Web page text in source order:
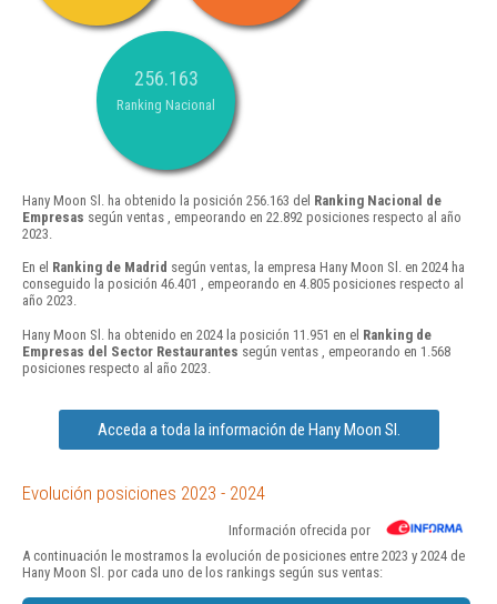
256.163
Ranking Nacional
Hany Moon Sl. ha obtenido la posición 256.163 del Ranking Nacional de
Empresas según ventas , empeorando en 22.892 posiciones respecto al año
2023.
En el Ranking de Madrid según ventas, la empresa Hany Moon Sl. en 2024 ha
conseguido la posición 46.401 , empeorando en 4.805 posiciones respecto al
año 2023.
Hany Moon Sl. ha obtenido en 2024 la posición 11.951 en el Ranking de
Empresas del Sector Restaurantes según ventas , empeorando en 1.568
posiciones respecto al año 2023.
Acceda a toda la información de Hany Moon Sl.
Evolución posiciones 2023 - 2024
Información ofrecida por
A continuación le mostramos la evolución de posiciones entre 2023 y 2024 de
Hany Moon Sl. por cada uno de los rankings según sus ventas: